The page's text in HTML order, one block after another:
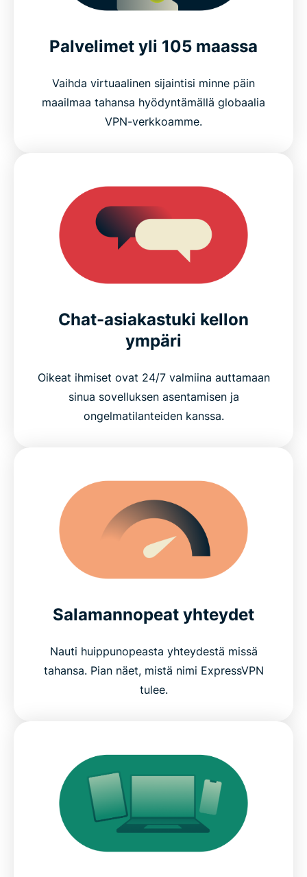
Palvelimet yli 105 maassa
Vaihda virtuaalinen sijaintisi minne päin
maailmaa tahansa hyödyntämällä globaalia
VPN-verkkoamme.
Chat-asiakastuki kellon
ympäri
Oikeat ihmiset ovat 24/7 valmiina auttamaan
sinua sovelluksen asentamisen ja
ongelmatilanteiden kanssa.
Salamannopeat yhteydet
Nauti huippunopeasta yhteydestä missä
tahansa. Pian näet, mistä nimi ExpressVPN
tulee.